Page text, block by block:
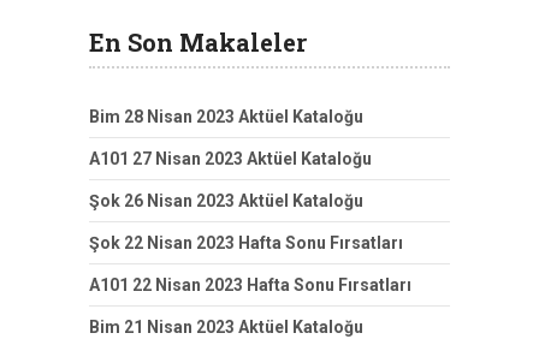
En Son Makaleler
Bim 28 Nisan 2023 Aktüel Kataloğu
A101 27 Nisan 2023 Aktüel Kataloğu
Şok 26 Nisan 2023 Aktüel Kataloğu
Şok 22 Nisan 2023 Hafta Sonu Fırsatları
A101 22 Nisan 2023 Hafta Sonu Fırsatları
Bim 21 Nisan 2023 Aktüel Kataloğu